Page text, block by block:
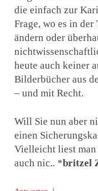
die einfach zur
Frage, wo es in der
ändern oder
heute auch keiner
Bilderbücher aus
– und mit Recht.
Will Sie nun aber
einen
Vielleicht liest
auch nic.. *britzel